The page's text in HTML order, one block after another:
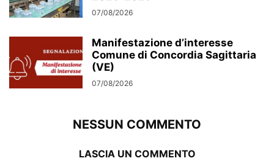
07/08/2026
Manifestazione d’interesse
Comune di Concordia Sagittaria
(VE)
07/08/2026
NESSUN COMMENTO
LASCIA UN COMMENTO